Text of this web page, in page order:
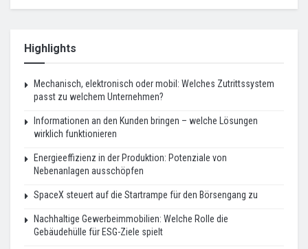
Highlights
Mechanisch, elektronisch oder mobil: Welches Zutrittssystem
passt zu welchem Unternehmen?
Informationen an den Kunden bringen – welche Lösungen
wirklich funktionieren
Energieeffizienz in der Produktion: Potenziale von
Nebenanlagen ausschöpfen
SpaceX steuert auf die Startrampe für den Börsengang zu
Nachhaltige Gewerbeimmobilien: Welche Rolle die
Gebäudehülle für ESG-Ziele spielt